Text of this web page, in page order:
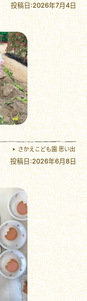
投稿日:2026年7月4日
さかえこども園 思い出
投稿日:2026年6月8日